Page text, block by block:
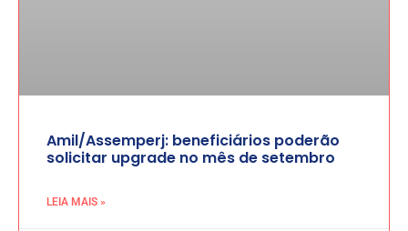
Amil/Assemperj: beneficiários poderão
solicitar upgrade no mês de setembro
LEIA MAIS »